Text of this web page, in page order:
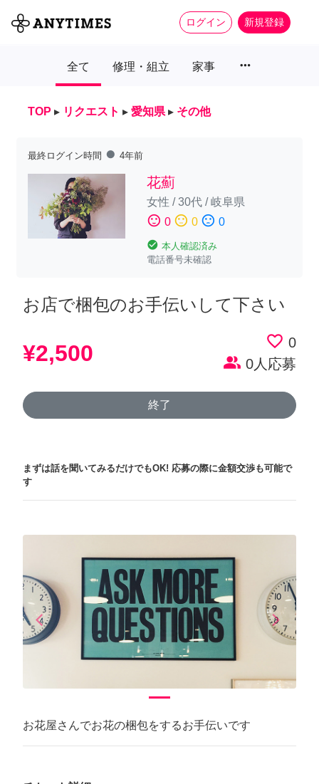
ログイン 新規登録
全て 修理・組立 家事 more_horiz
TOP ▸ リクエスト ▸ 愛知県 ▸ その他
最終ログイン時間 fiber_manual_record 4年前
花薊
女性 /30代/岐阜県
sentiment_satisfied 0 sentiment_neutral 0 sentiment_dissatisfied 0
check_circle 本人確認済み
電話番号未確認
お店で梱包のお手伝いして下さい
¥2,500 favorite_border 0
people_alt 0人応募
終了
まずは話を聞いてみるだけでもOK! 応募の際に金額交渉も可能で
す
arrow_back_iosPrevious arrow_forward_iosNext
お花屋さんでお花の梱包をするお手伝いです